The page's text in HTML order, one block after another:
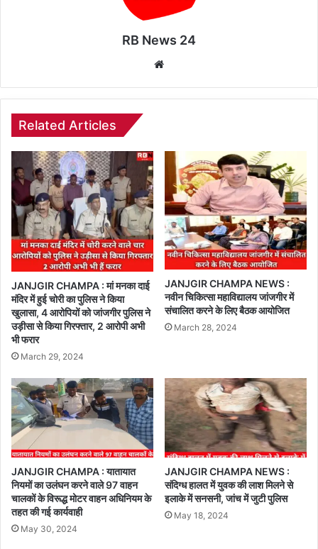
RB News 24
Related Articles
JANJGIR CHAMPA : मां मनका दाई
मंदिर में हुई चोरी का पुलिस ने किया
खुलासा, 4 आरोपियों को जांजगीर पुलिस ने
उड़ीसा से किया गिरफ्तार, 2 आरोपी अभी
भी फरार
March 29, 2024
JANJGIR CHAMPA NEWS :
नवीन चिकित्सा महाविद्यालय जांजगीर में
संचालित करने के लिए बैठक आयोजित
March 28, 2024
JANJGIR CHAMPA : यातायात
नियमों का उलंघन करने वाले 97 वाहन
चालकों के विरूद्ध मोटर वाहन अधिनियम के
तहत की गई कार्यवाही
May 30, 2024
JANJGIR CHAMPA NEWS :
संदिग्ध हालत में युवक की लाश मिलने से
इलाके में सनसनी, जांच में जुटी पुलिस
May 18, 2024